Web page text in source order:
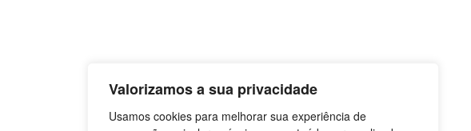
Valorizamos a sua privacidade
Usamos cookies para melhorar sua experiência de